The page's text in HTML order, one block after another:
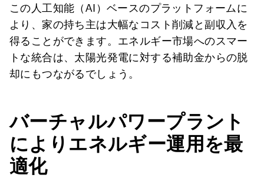
この人工知能（AI）ベースのプラットフォームに
より、家の持ち主は大幅なコスト削減と副収入を
得ることができます。エネルギー市場へのスマー
トな統合は、太陽光発電に対する補助金からの脱
却にもつながるでしょう。
バーチャルパワープラント
によりエネルギー運用を最
適化